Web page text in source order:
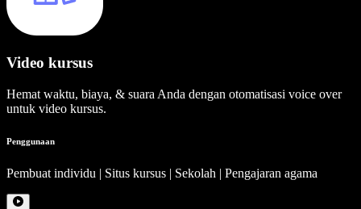
Video kursus
Hemat waktu, biaya, & suara Anda dengan otomatisasi voice over
untuk video kursus.
Penggunaan
Pembuat individu | Situs kursus | Sekolah | Pengajaran agama